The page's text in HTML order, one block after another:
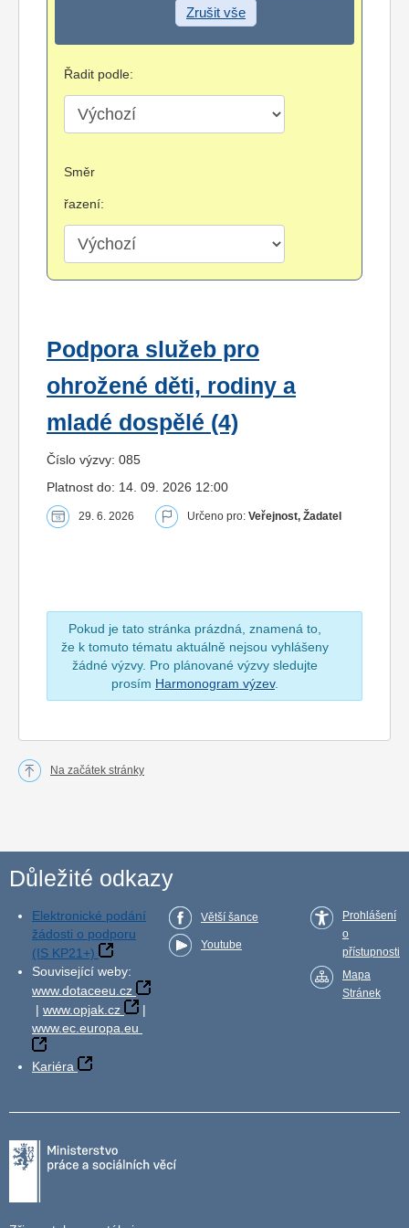
Zrušit vše
Řadit podle:
Směr
řazení:
Podpora služeb pro
ohrožené děti, rodiny a
mladé dospělé (4)
Číslo výzvy: 085
Platnost do: 14. 09. 2026 12:00
29. 6. 2026 Určeno pro: Veřejnost, Žadatel
Pokud je tato stránka prázdná, znamená to,
že k tomuto tématu aktuálně nejsou vyhlášeny
žádné výzvy. Pro plánované výzvy sledujte
prosím Harmonogram výzev.
Na začátek stránky
Důležité odkazy
Elektronické podání
žádosti o podporu
(IS KP21+)
Související weby:
www.dotaceeu.cz
| www.opjak.cz
|
www.ec.europa.eu
Kariéra
Větší šance
Youtube
Prohlášení
o
přístupnosti
Mapa
Stránek